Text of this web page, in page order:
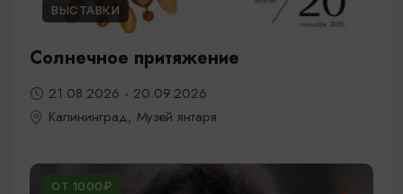
ВЫСТАВКИ
Солнечное притяжение
21.08.2026 - 20.09.2026
Калининград, Музей янтаря
ОТ 1000₽